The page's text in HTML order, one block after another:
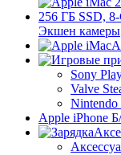
Экшен камеры
Sony
Valve
Apple iPhone